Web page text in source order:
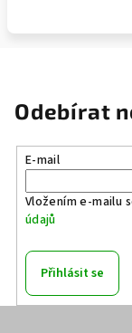
Odebírat
E-mail
Vložením e-mailu
údajů
Přihlásit se